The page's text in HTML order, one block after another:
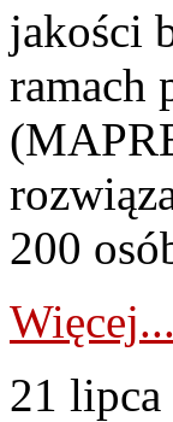
jakości
ramach
200
Więcej...
21 lipca